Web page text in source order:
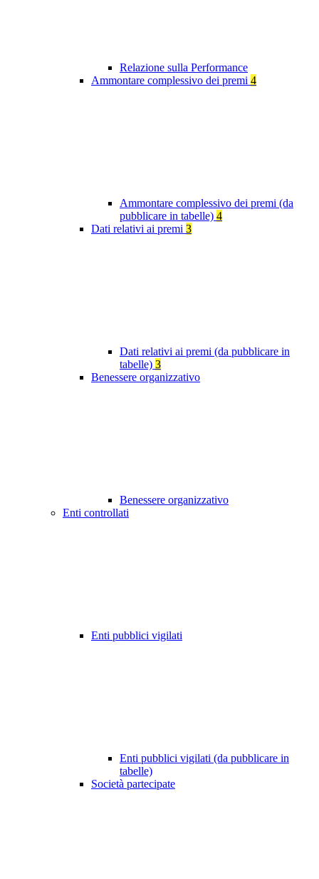
Relazione sulla Performance
Ammontare complessivo dei premi 4
Ammontare complessivo dei premi (da
pubblicare in tabelle) 4
Dati relativi ai premi 3
Dati relativi ai premi (da pubblicare in
tabelle) 3
Benessere organizzativo
Benessere organizzativo
Enti controllati
Enti pubblici vigilati
Enti pubblici vigilati (da pubblicare in
tabelle)
Società partecipate